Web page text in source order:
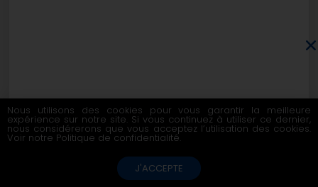
Nous utilisons des cookies pour vous garantir la meilleure
expérience sur notre site. Si vous continuez à utiliser ce dernier,
nous considérerons que vous acceptez l’utilisation des cookies.
Voir notre Politique de confidentialité
J'ACCEPTE